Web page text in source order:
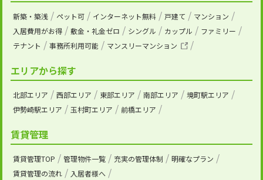
新築・築浅 ペット可 インターネット無料 戸建て
マンション
入居費用がお得
敷金・礼金ゼロ シングル カップル
ファミリー
テナント
事務所利用可能 マンスリーマンション
エリアから探す
北部エリア 西部エリア 東部エリア 南部エリア
境町駅エリア
伊勢崎駅エリア
玉村町エリア 前橋エリア
賃貸管理
賃貸管理TOP 管理物件一覧 充実の管理体制
明確なプラン
賃貸管理の流れ
入居者様へ